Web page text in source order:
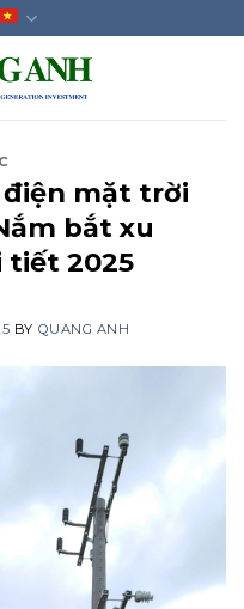
mặt trời
bắt xu
tiết 2025
BY QUANG ANH